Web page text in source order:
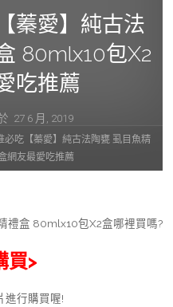
蓁愛】純古法
80mlx10包X2
吃推薦
27 6 月, 2019
必吃【蓁愛】純古法陶甕 虱目魚精
網友最愛吃推薦
禮盒 80mlx10包X2盒哪裡買嗎?
買>
進行購買喔!